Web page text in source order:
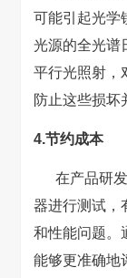
可能引起光学
光源的全光谱
平行光照射，
防止这些损坏
4.节约成本
在产品研发
器进行测试，
和性能问题。
能够更准确地